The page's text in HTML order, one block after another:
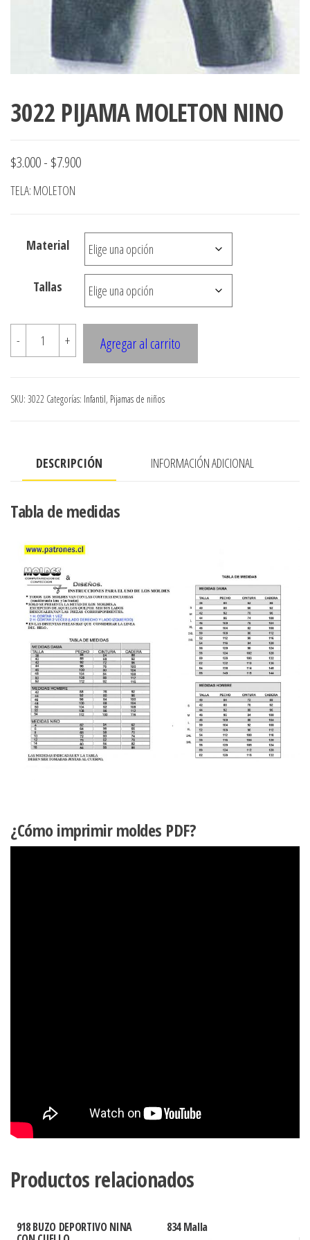
3022 PIJAMA MOLETON NINO
$3.000- $7.900Rango
desde
$3.000
hasta
$7.900
TELA: MOLETON
Material
Tallas
-
3022
PIJAMA
NINO
cantidad
+ Agregar al carrito
SKU: 3022 Categorías: Infantil, Pijamas de niños
DESCRIPCIÓN INFORMACIÓN ADICIONAL
Tabla de medidas
¿Cómo imprimir moldes PDF?
Productos relacionados
918 BUZO DEPORTIVO NINA 834 Malla